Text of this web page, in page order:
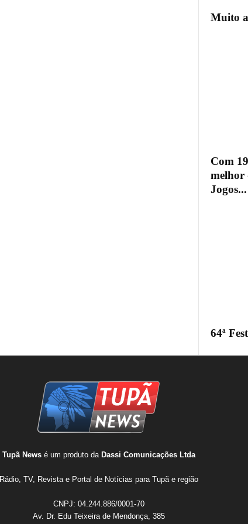
Muito
Com
melhor
Jogos...
64ª
Tupã News é um produto da Dassi Comunicações Ltda
Rádio, TV, Revista e Portal de Notícias para Tupã e região
CNPJ: 04.244.886/0001-70
Av. Dr. Edu Teixeira de Mendonça, 385